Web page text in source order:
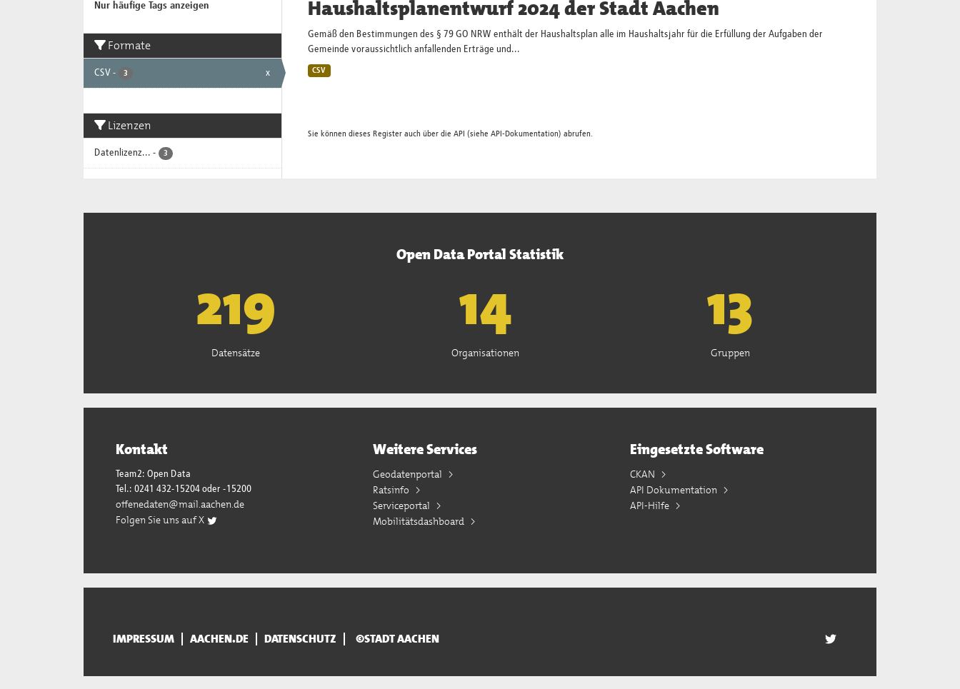
Nur häufige Tags anzeigen
Formate
CSV - 3 x
Lizenzen
Datenlizenz... - 3
Haushaltsplanentwurf 2024 der Stadt Aachen
Gemäß den Bestimmungen des § 79 GO NRW enthält der Haushaltsplan alle im Haushaltsjahr für die Erfüllung der Aufgaben der
Gemeinde voraussichtlich anfallenden Erträge und...
CSV
Sie können dieses Register auch über die API (siehe API-Dokumentation) abrufen.
Open Data Portal Statistik
221
Datensätze
15
Organisationen
13
Gruppen
Kontakt
Team2: Open Data
Tel.: 0241 432-15204 oder -15200
offenedaten@mail.aachen.de
Folgen Sie uns auf X
Weitere Services
Geodatenportal
Ratsinfo
Serviceportal
Mobilitätsdashboard
Eingesetzte Software
CKAN
API Dokumentation
API-Hilfe
IMPRESSUM AACHEN.DE DATENSCHUTZ ©STADT AACHEN